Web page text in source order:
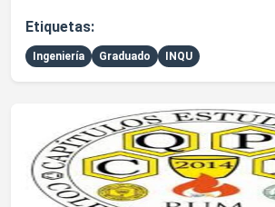
Etiquetas:
Ingeniería Graduado INQU
Ver detalles de Capítulo Estudiantil